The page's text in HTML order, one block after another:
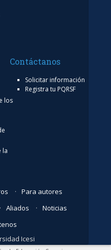
los
la
Contáctanos
Solicitar información
Registra tu PQRSF
Para autores
Aliados
Noticias
Icesi